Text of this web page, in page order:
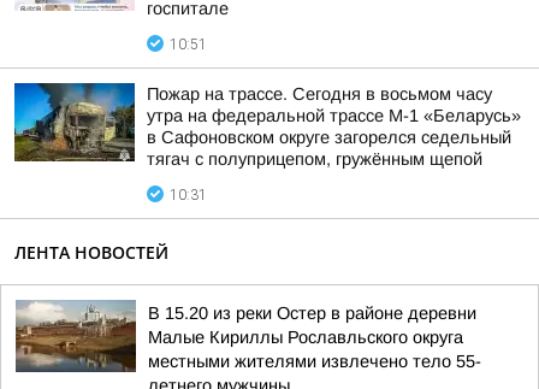
госпитале
10:51
Пожар на трассе. Сегодня в восьмом часу
утра на федеральной трассе М-1 «Беларусь»
в Сафоновском округе загорелся седельный
тягач с полуприцепом, гружённым щепой
10:31
ЛЕНТА НОВОСТЕЙ
В 15.20 из реки Остер в районе деревни
Малые Кириллы Рославльского округа
местными жителями извлечено тело 55-